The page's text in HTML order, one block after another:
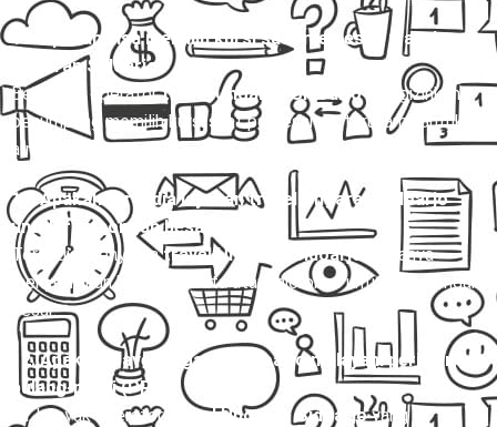
10. Apakah bisa memilih kursi saat memesan travel
Ungaran Sidoarjo?
Beberapa operatortravel Ungaran Sidoarjomengizinkan
penumpang memilih kursi saat pemesanan, terutama untuk
armada Hiace dan Elf.
11. Apakah tersedia layanan travel Ungaran Sidoarjo
untuk rombongan besar?
Tersedia. Penyediatravel Ungaran Sidoarjo
biasanya
menyediakan bus pariwisata atau microbus untuk rombongan
besar.
12. Apakah travel Ungaran Sidoarjo melayani perjalanan
pulang-pergi (PP)?
Ya, banyak operator
travel Ungaran Sidoarjoyang